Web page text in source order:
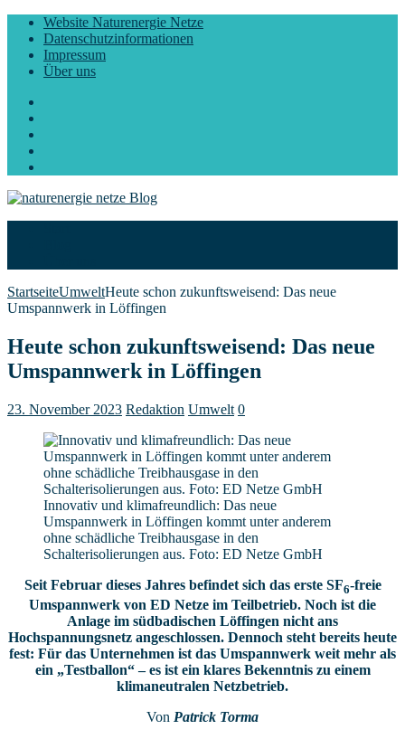
Website Naturenergie Netze
Datenschutzinformationen
Impressum
Über uns
StartseiteUmweltHeute schon zukunftsweisend: Das neue
Umspannwerk in Löffingen
Heute schon zukunftsweisend: Das neue
Umspannwerk in Löffingen
23. November 2023 Redaktion Umwelt 0
Innovativ und klimafreundlich: Das neue
Umspannwerk in Löffingen kommt unter anderem
ohne schädliche Treibhausgase in den
Schalterisolierungen aus. Foto: ED Netze GmbH
Seit Februar dieses Jahres befindet sich das erste SF6-freie
Umspannwerk von ED Netze im Teilbetrieb. Noch ist die
Anlage im südbadischen Löffingen nicht ans
Hochspannungsnetz angeschlossen. Dennoch steht bereits heute
fest: Für das Unternehmen ist das Umspannwerk weit mehr als
ein „Testballon“ – es ist ein klares Bekenntnis zu einem
klimaneutralen Netzbetrieb.
Von Patrick Torma